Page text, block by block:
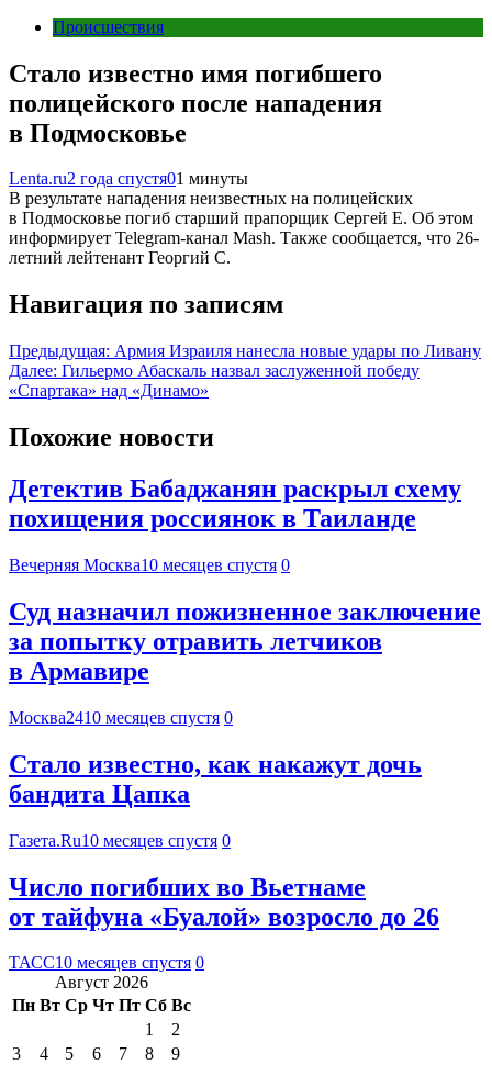
Происшествия
Стало известно имя погибшего
полицейского после нападения
в Подмосковье
Lenta.ru2 года спустя01 минуты
В результате нападения неизвестных на полицейских
в Подмосковье погиб старший прапорщик Сергей Е. Об этом
информирует Telegram-канал Mash. Также сообщается, что 26-
летний лейтенант Георгий С.
Навигация по записям
Предыдущая: Армия Израиля нанесла новые удары по Ливану
Далее: Гильермо Абаскаль назвал заслуженной победу
«Спартака» над «Динамо»
Похожие новости
Детектив Бабаджанян раскрыл схему
похищения россиянок в Таиланде
Вечерняя Москва10 месяцев спустя 0
Суд назначил пожизненное заключение
за попытку отравить летчиков
в Армавире
Москва2410 месяцев спустя 0
Стало известно, как накажут дочь
бандита Цапка
Газета.Ru10 месяцев спустя 0
Число погибших во Вьетнаме
от тайфуна «Буалой» возросло до 26
ТАСС10 месяцев спустя 0
Август 2026
Пн Вт Ср Чт Пт Сб Вс
1
2
3
4 5 6 7 8
9